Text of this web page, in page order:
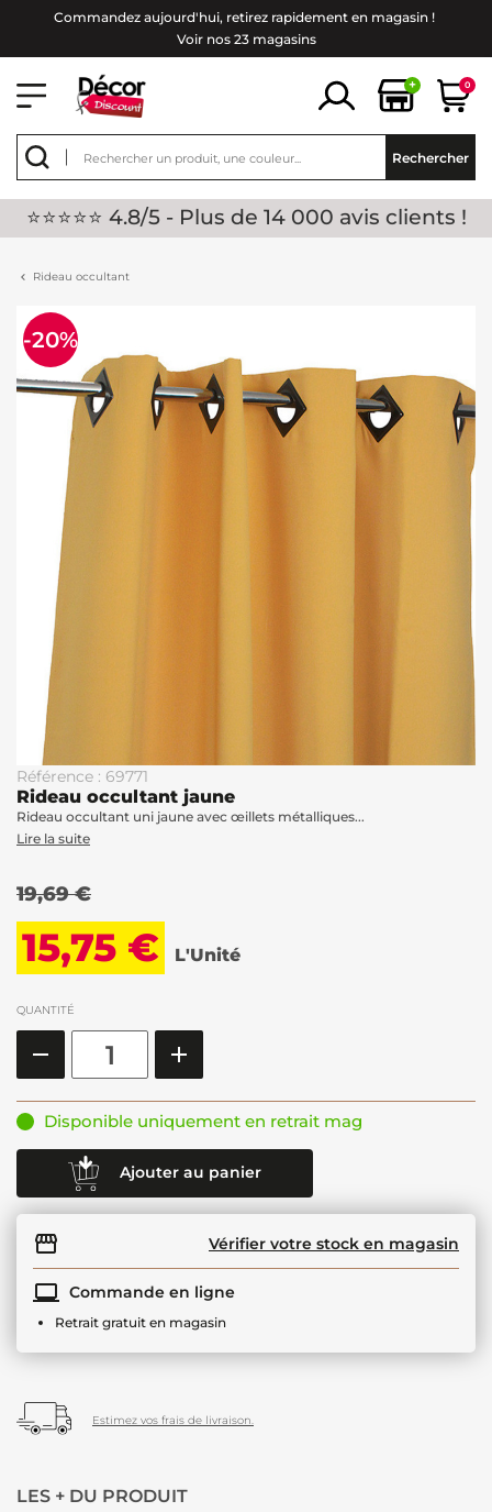
Commandez aujourd'hui, retirez rapidement en magasin !
Voir nos 23 magasins
+ 0
Rechercher
⭐⭐⭐⭐⭐ 4.8/5 - Plus de 14 000 avis clients !
Rideau occultant
-20%
Référence : 69771
Rideau occultant jaune
Rideau occultant uni jaune avec œillets métalliques...
Lire la suite
19,69 €
15,75 € L'Unité
QUANTITÉ
Disponible uniquement en retrait mag
Ajouter au panier
Vérifier votre stock en magasin
Commande en ligne
Retrait gratuit en magasin
Estimez vos frais de livraison.
LES + DU PRODUIT